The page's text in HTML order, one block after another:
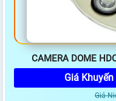
CAMERA DOME
Giá
Giá